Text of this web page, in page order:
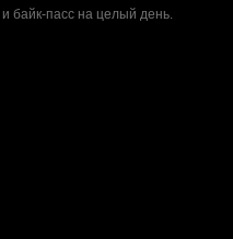
байк-пасс на целый день.